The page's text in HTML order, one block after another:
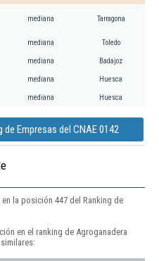
mediana Tarragona
mediana Toledo
mediana Badajoz
mediana Huesca
mediana Huesca
de Empresas del CNAE 0142
la posición 447 del Ranking de
en el ranking de Agroganadera